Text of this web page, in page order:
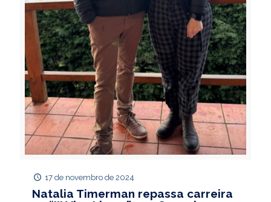
17 de novembro de 2024
Natalia Timerman repassa carreira